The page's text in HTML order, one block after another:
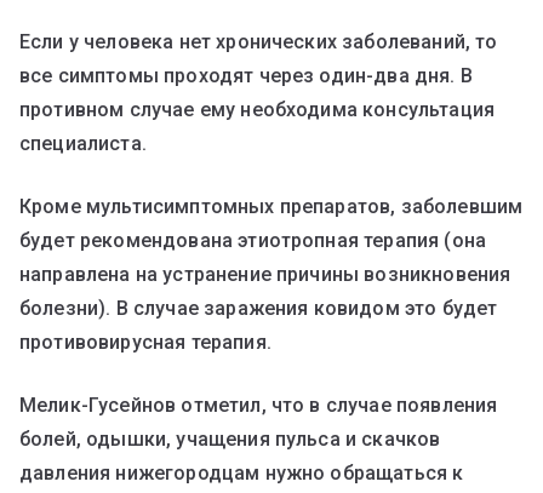
Если у человека нет хронических заболеваний, то
все симптомы проходят через один-два дня. В
противном случае ему необходима консультация
специалиста.
Кроме мультисимптомных препаратов, заболевшим
будет рекомендована этиотропная терапия (она
направлена на устранение причины возникновения
болезни). В случае заражения ковидом это будет
противовирусная терапия.
Мелик-Гусейнов отметил, что в случае появления
болей, одышки, учащения пульса и скачков
давления нижегородцам нужно обращаться к